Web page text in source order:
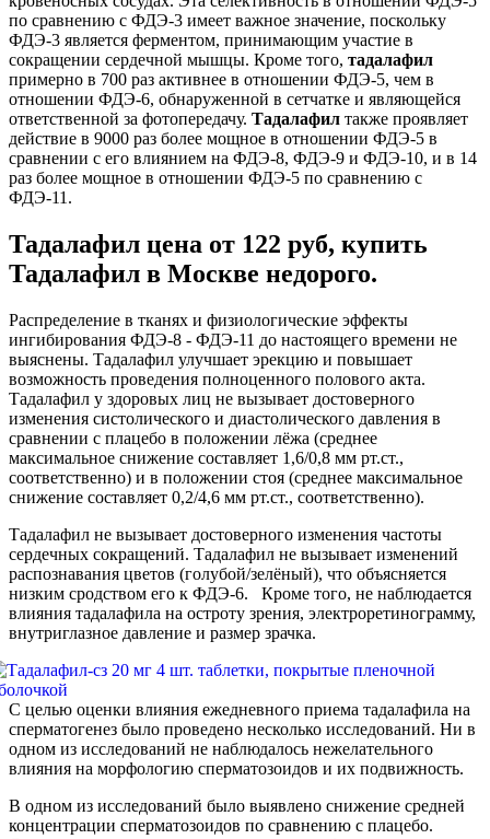
по сравнению с ФДЭ-3 имеет важное значение, поскольку
ФДЭ-3 является ферментом, принимающим участие в
сокращении сердечной мышцы. Кроме того, тадалафил
примерно в 700 раз активнее в отношении ФДЭ-5, чем в
отношении ФДЭ-6, обнаруженной в сетчатке и являющейся
ответственной за фотопередачу. Тадалафил также проявляет
действие в 9000 раз более мощное в отношении ФДЭ-5 в
сравнении с его влиянием на ФДЭ-8, ФДЭ-9 и ФДЭ-10, и в 14
раз более мощное в отношении ФДЭ-5 по сравнению с
ФДЭ-11.
Тадалафил цена от 122 руб, купить
Тадалафил в Москве недорого.
Распределение в тканях и физиологические эффекты
ингибирования ФДЭ-8 - ФДЭ-11 до настоящего времени не
выяснены. Тадалафил улучшает эрекцию и повышает
возможность проведения полноценного полового акта.
Тадалафил у здоровых лиц не вызывает достоверного
изменения систолического и диастолического давления в
сравнении с плацебо в положении лёжа (среднее
максимальное снижение составляет 1,6/0,8 мм рт.ст.,
соответственно) и в положении стоя (среднее максимальное
снижение составляет 0,2/4,6 мм рт.ст., соответственно).
Тадалафил не вызывает достоверного изменения частоты
сердечных сокращений. Тадалафил не вызывает изменений
распознавания цветов (голубой/зелёный), что объясняется
низким сродством его к ФДЭ-6. Кроме того, не наблюдается
влияния тадалафила на остроту зрения, электроретинограмму,
внутриглазное давление и размер зрачка.
С целью оценки влияния ежедневного приема тадалафила на
сперматогенез было проведено несколько исследований. Ни в
одном из исследований не наблюдалось нежелательного
влияния на морфологию сперматозоидов и их подвижность.
В одном из исследований было выявлено снижение средней
концентрации сперматозоидов по сравнению с плацебо.